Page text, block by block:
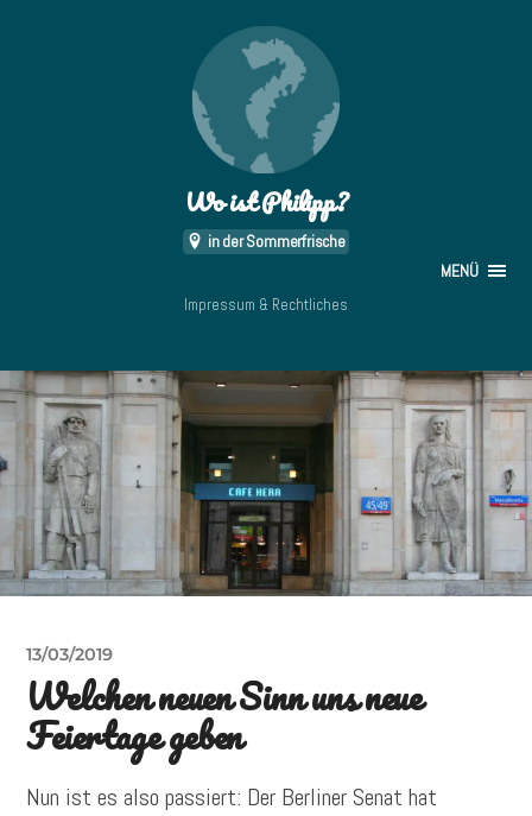
Wo ist Philipp?
in der Sommerfrische
MENÜ
Impressum & Rechtliches
13/03/2019
Welchen neuen Sinn uns neue
Feiertage geben
Nun ist es also passiert: Der Berliner Senat hat